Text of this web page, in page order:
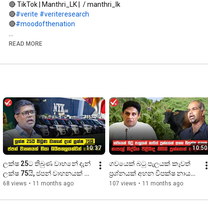
🔴 TikTok | Manthri_LK |  / manthri_lk
🔴#verite #veriteresearch
🔴#moodofthenation
#srilankanewstoday
READ MORE
10:37
ලක්ෂ 25ට තිබුණ වාහනේ දැන්
ලක්ෂ 75යි, ජපන් වාහනයක්
තියා පුස් බයිසකලයක්වත්
68 views • 11 months ago
10:50
ගවයෙක් බටු පැලයක් කෑවත්
ප්‍රශ්නයක් අහන විපක්ෂ නායක
තැපැල් සිද්ධිය පිළිබඳ කිසිම
107 views • 11 months ago